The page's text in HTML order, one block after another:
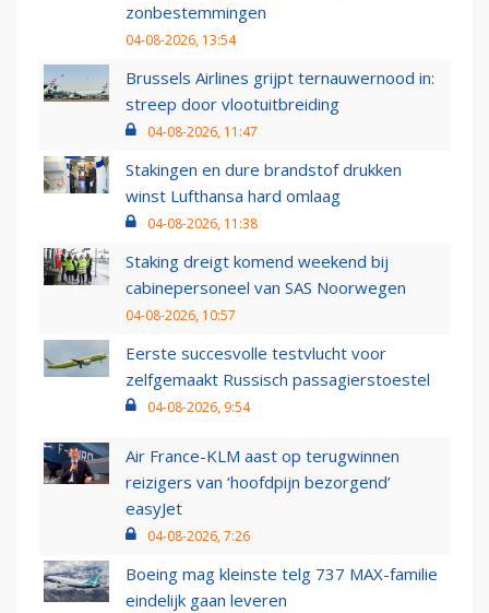
zonbestemmingen
04-08-2026, 13:54
Brussels Airlines grijpt ternauwernood in:
streep door vlootuitbreiding
04-08-2026, 11:47
Stakingen en dure brandstof drukken
winst Lufthansa hard omlaag
04-08-2026, 11:38
Staking dreigt komend weekend bij
cabinepersoneel van SAS Noorwegen
04-08-2026, 10:57
Eerste succesvolle testvlucht voor
zelfgemaakt Russisch passagierstoestel
04-08-2026, 9:54
Air France-KLM aast op terugwinnen
reizigers van ‘hoofdpijn bezorgend’
easyJet
04-08-2026, 7:26
Boeing mag kleinste telg 737 MAX-familie
eindelijk gaan leveren